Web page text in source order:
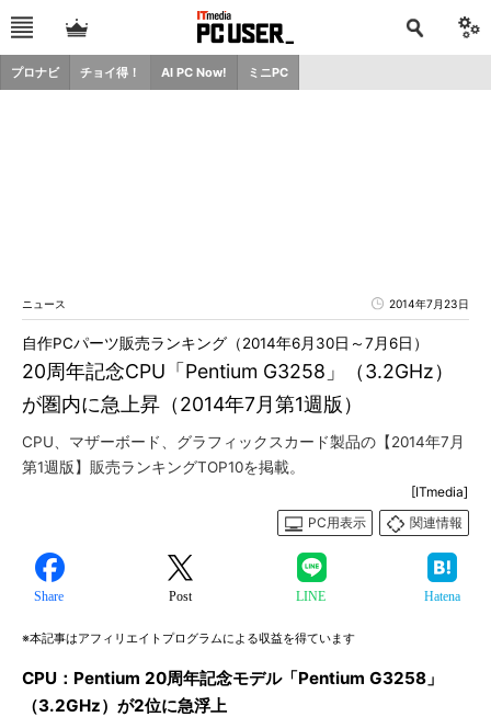
プロナビ チョイ得！ AI PC Now! ミニPC
ニュース 2014年7月23日
20周年記念CPU「Pentium G3258」（3.2GHz）
が圏内に急上昇（2014年7月第1週版）
自作PCパーツ販売ランキング（2014年6月30日～7月6日）
CPU、マザーボード、グラフィックスカード製品の【2014年7月
第1週版】販売ランキングTOP10を掲載。
[ITmedia]
PC用表示
関連情報
Share Post LINE Hatena
※本記事はアフィリエイトプログラムによる収益を得ています
CPU：Pentium 20周年記念モデル「Pentium G3258」
（3.2GHz）が2位に急浮上